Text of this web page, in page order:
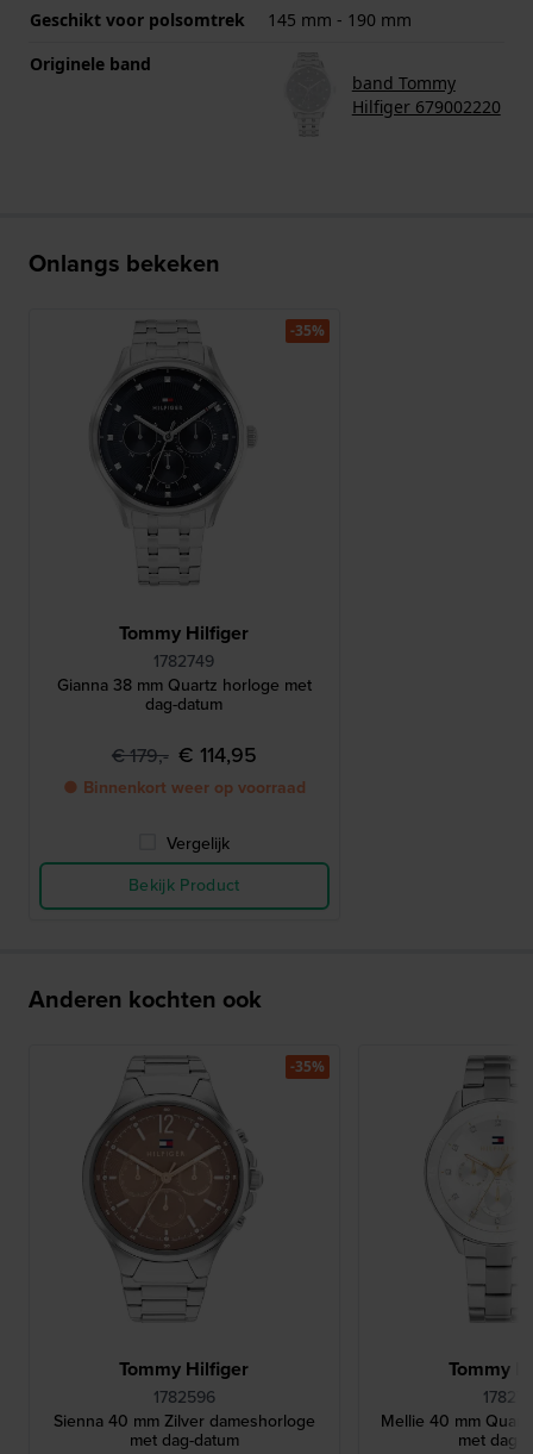
Geschikt voor polsomtrek
145 mm - 190 mm
Originele band
band Tommy
Hilfiger 679002220
Onlangs bekeken
Tommy Hilfiger
1782749
Gianna 38 mm Quartz horloge met
dag-datum
€ 179,- € 114,95
● Binnenkort weer op voorraad
Vergelijk
Bekijk Product
-35%
Anderen kochten ook
Tommy Hilfiger
1782596
Sienna 40 mm Zilver dameshorloge
met dag-datum
-35%
Tommy
Mellie 40 mm
met dag-